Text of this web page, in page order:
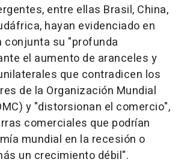
entre ellas Brasil, China,
hayan evidenciado en
conjunta su "profunda
el aumento de aranceles y
que contradicen los
de la Organización Mundial
y "distorsionan el comercio",
comerciales que podrían
mundial en la recesión o
un crecimiento débil".